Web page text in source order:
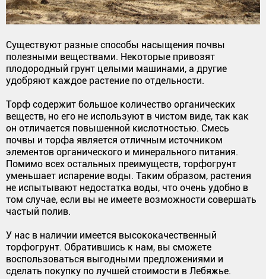
Существуют разные способы насыщения почвы
полезными веществами. Некоторые привозят
плодородный грунт целыми машинами, а другие
удобряют каждое растение по отдельности.
Торф содержит большое количество органических
веществ, но его не используют в чистом виде, так как
он отличается повышенной кислотностью. Смесь
почвы и торфа является отличным источником
элементов органического и минерального питания.
Помимо всех остальных преимуществ, торфогрунт
уменьшает испарение воды. Таким образом, растения
не испытывают недостатка воды, что очень удобно в
том случае, если вы не имеете возможности совершать
частый полив.
У нас в наличии имеется высококачественный
торфогрунт. Обратившись к нам, вы сможете
воспользоваться выгодными предложениями и
сделать покупку по лучшей стоимости в Лебяжье.